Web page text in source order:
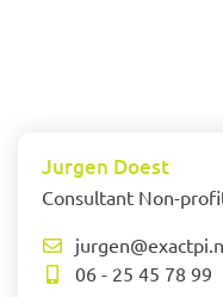
Jurgen Doest
Consultant Non-
06 - 25 45 78 99